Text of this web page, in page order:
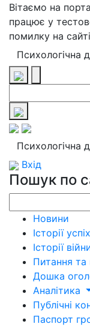
Вітаємо на
працює у
помилку на
Психологічна
Психологічна
Вхід
Пошук по
Новини
Історії
Історії
Питання та
Дошка
Аналітика
Публічні
Паспорт